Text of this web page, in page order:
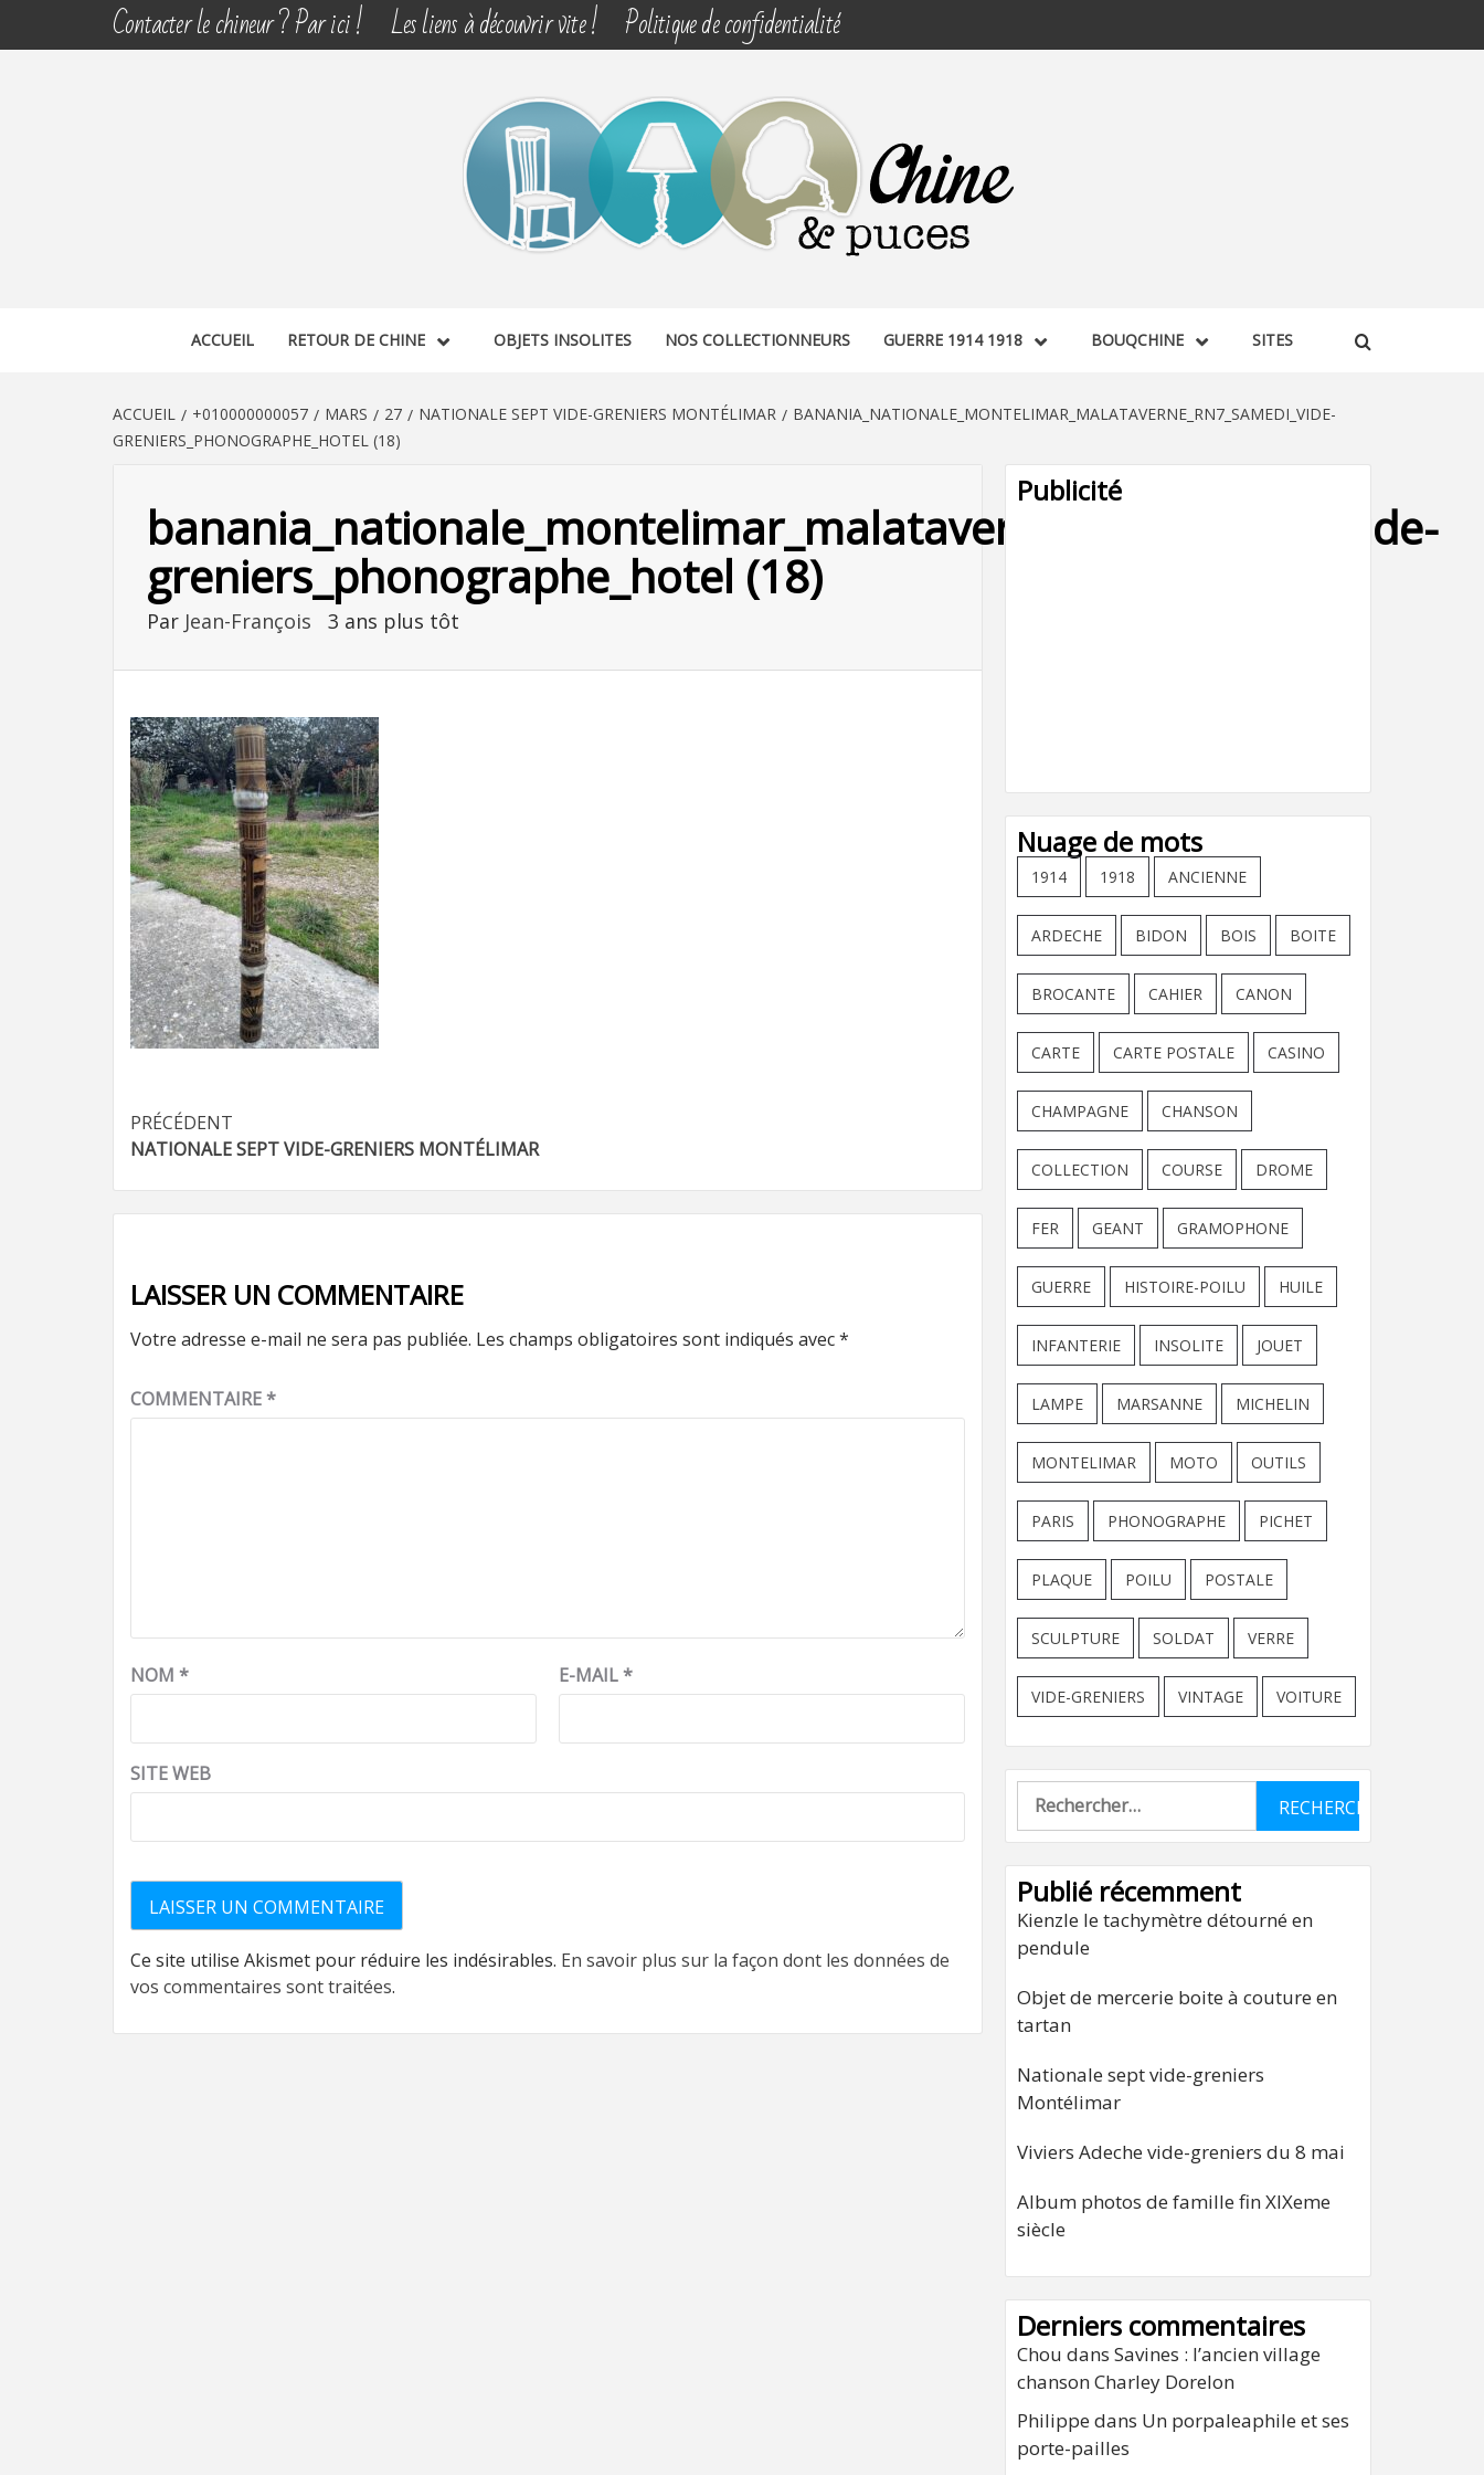
Contacter le chineur ? Par ici ! Les liens à découvrir vite ! Politique de confidentialité
CHINE & PUCES
ACCUEIL RETOUR DE CHINE OBJETS INSOLITES NOS COLLECTIONNEURS GUERRE 1914 1918 BOUQCHINE SITES
ACCUEIL +010000000057 MARS 27 NATIONALE SEPT VIDE-GRENIERS MONTÉLIMAR
BANANIA_NATIONALE_MONTELIMAR_MALATAVERNE_RN7_SAMEDI_VIDE-
GRENIERS_PHONOGRAPHE_HOTEL (18)
banania_nationale_montelimar_malataverne_rn7_samedi_vide-
greniers_phonographe_hotel (18)
Par Jean-François 3 ans plus tôt
Navigation
d’article
PRÉCÉDENT
NATIONALE SEPT VIDE-GRENIERS MONTÉLIMAR
LAISSER UN COMMENTAIRE
Votre adresse e-mail ne sera pas publiée. Les champs obligatoires sont indiqués avec*
COMMENTAIRE*
NOM * E-MAIL*
SITE WEB
Ce site utilise Akismet pour réduire les indésirables. En savoir plus sur la façon dont les données de
vos commentaires sont traitées.
Publicité
Nuage de mots
1914 1918 ANCIENNE
ARDECHE BIDON BOIS BOITE
BROCANTE CAHIER CANON
CARTE CARTE POSTALE CASINO
CHAMPAGNE CHANSON
COLLECTION COURSE DROME
FER GEANT GRAMOPHONE
GUERRE HISTOIRE-POILU HUILE
INFANTERIE INSOLITE JOUET
LAMPE MARSANNE MICHELIN
MONTELIMAR MOTO OUTILS
PARIS PHONOGRAPHE PICHET
PLAQUE POILU POSTALE
SCULPTURE SOLDAT VERRE
VIDE-GRENIERS VINTAGE VOITURE
Rechercher :
Publié récemment
Kienzle le tachymètre détourné en
pendule
Objet de mercerie boite à couture en
tartan
Nationale sept vide-greniers
Montélimar
Viviers Adeche vide-greniers du 8 mai
Album photos de famille fin XIXeme
siècle
Derniers commentaires
Chou dans Savines : l’ancien village
chanson Charley Dorelon
Philippe dans Un porpaleaphile et ses
porte-pailles